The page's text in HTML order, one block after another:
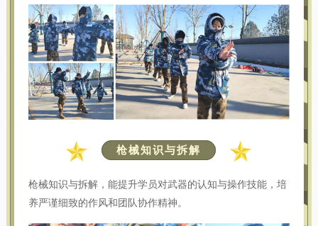
枪械知识与拆解
枪械知识与拆解，能提升学员对武器的认知与操作技能，培
养严谨细致的作风和团队协作精神。